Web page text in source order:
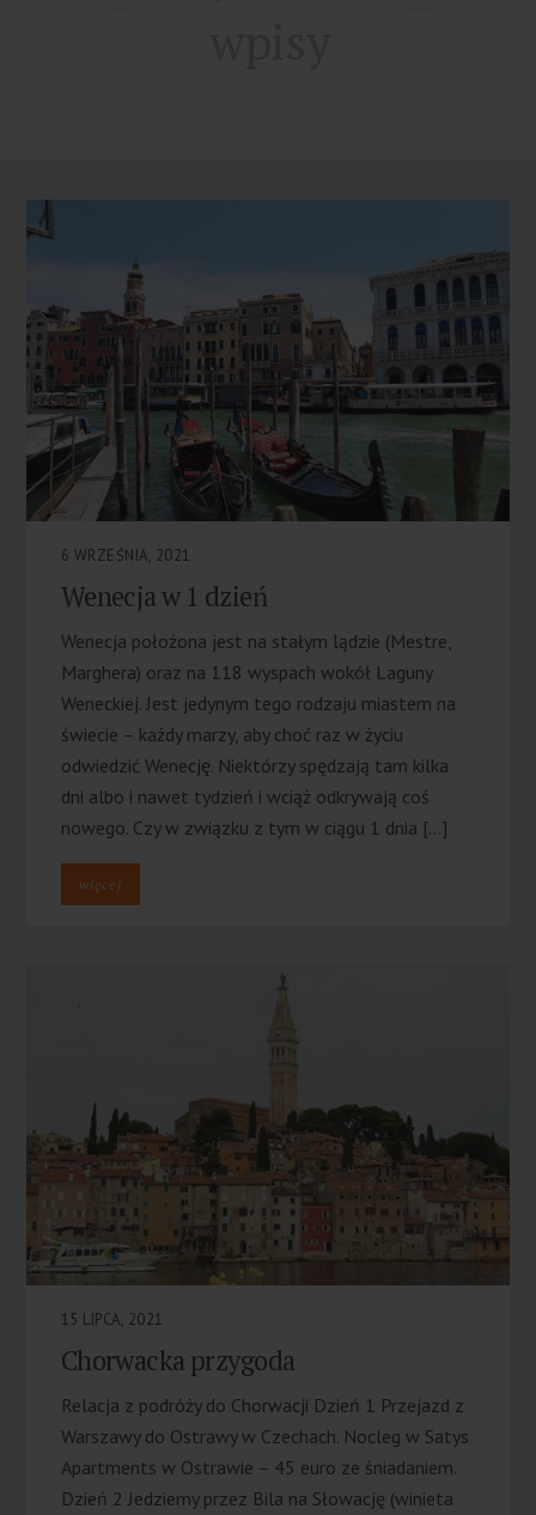
6 WRZEŚNIA, 2021
Wenecja w 1 dzień
Wenecja położona jest na stałym lądzie (Mestre,
Marghera) oraz na 118 wyspach wokół Laguny
Weneckiej. Jest jedynym tego rodzaju miastem na
świecie – każdy marzy, aby choć raz w życiu
odwiedzić Wenecję. Niektórzy spędzają tam kilka
dni albo i nawet tydzień i wciąż odkrywają coś
nowego. Czy w związku z tym w ciągu 1 dnia […]
więcej
15 LIPCA, 2021
Chorwacka przygoda
Relacja z podróży do Chorwacji Dzień 1 Przejazd z
Warszawy do Ostrawy w Czechach. Nocleg w Satys
Apartments w Ostrawie – 45 euro ze śniadaniem.
Dzień 2 Jedziemy przez Bila na Słowację (winieta